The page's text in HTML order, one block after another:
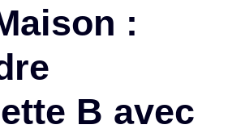
:
B avec